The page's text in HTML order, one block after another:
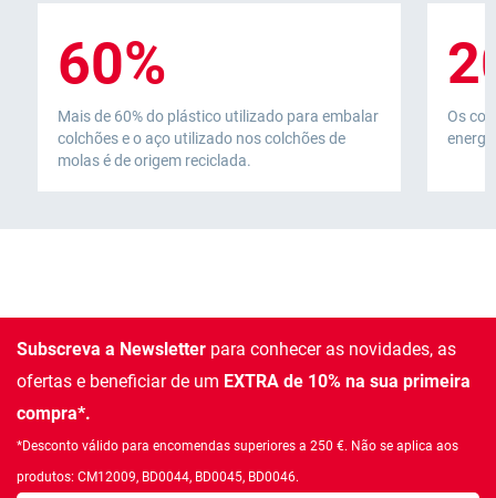
60%
Mais de 60% do plástico utilizado para embalar
colchões e o aço utilizado nos colchões de
molas é de origem reciclada.
Os
Subscreva a Newsletter para conhecer as novidades, as
ofertas e beneficiar de um EXTRA de 10% na sua primeira
compra*.
*Desconto válido para encomendas superiores a 250 €. Não se aplica aos
produtos: CM12009, BD0044, BD0045, BD0046.